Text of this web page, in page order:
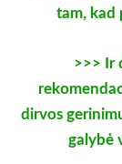
tam, kad
>>> Ir
dirvos
galybė